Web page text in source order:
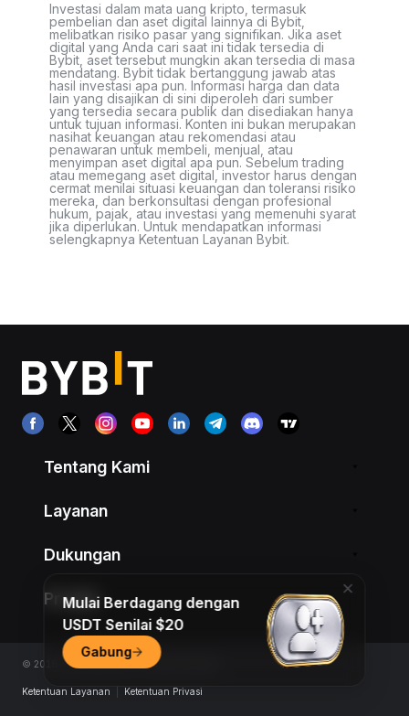
Investasi dalam mata uang kripto, termasuk
pembelian dan aset digital lainnya di Bybit,
melibatkan risiko pasar yang signifikan. Jika aset
digital yang Anda cari saat ini tidak tersedia di
Bybit, aset tersebut mungkin akan tersedia di masa
mendatang. Bybit tidak bertanggung jawab atas
hasil investasi apa pun. Informasi harga dan data
lain yang disajikan di sini diperoleh dari sumber
yang tersedia secara publik dan disediakan hanya
untuk tujuan informasi. Konten ini bukan merupakan
nasihat keuangan atau rekomendasi atau
penawaran untuk membeli, menjual, atau
menyimpan aset digital apa pun. Sebelum trading
atau memegang aset digital, investor harus dengan
cermat menilai situasi keuangan dan toleransi risiko
mereka, dan berkonsultasi dengan profesional
hukum, pajak, atau investasi yang memenuhi syarat
jika diperlukan. Untuk mendapatkan informasi
selengkapnya Ketentuan Layanan Bybit.
Tentang Kami
Layanan
Dukungan
Produk
© 2018-2026 Bybit.com. All rights reserved.
Ketentuan Layanan Ketentuan Privasi
Mulai Berdagang dengan
USDT Senilai $20
Gabung